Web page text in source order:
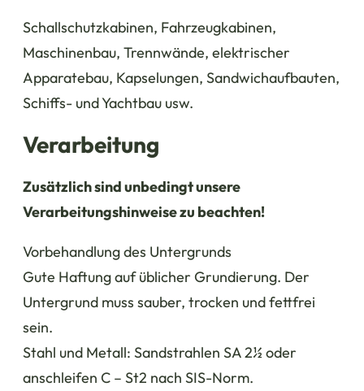
Schallschutzkabinen, Fahrzeugkabinen,
Maschinenbau, Trennwände, elektrischer
Apparatebau, Kapselungen, Sandwichaufbauten,
Schiffs- und Yachtbau usw.
Verarbeitung
Zusätzlich sind unbedingt unsere
Verarbeitungshinweise zu beachten!
Vorbehandlung des Untergrunds
Gute Haftung auf üblicher Grundierung. Der
Untergrund muss sauber, trocken und fettfrei
sein.
Stahl und Metall: Sandstrahlen SA 2½ oder
anschleifen C – St2 nach SIS-Norm.